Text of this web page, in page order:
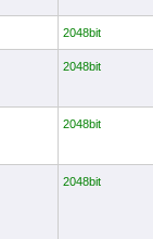
2048bit
2048bit
2048bit
2048bit